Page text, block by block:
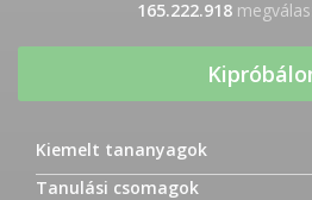
165.222.960
Kiemelt tananyagok
Tanulási csomagok